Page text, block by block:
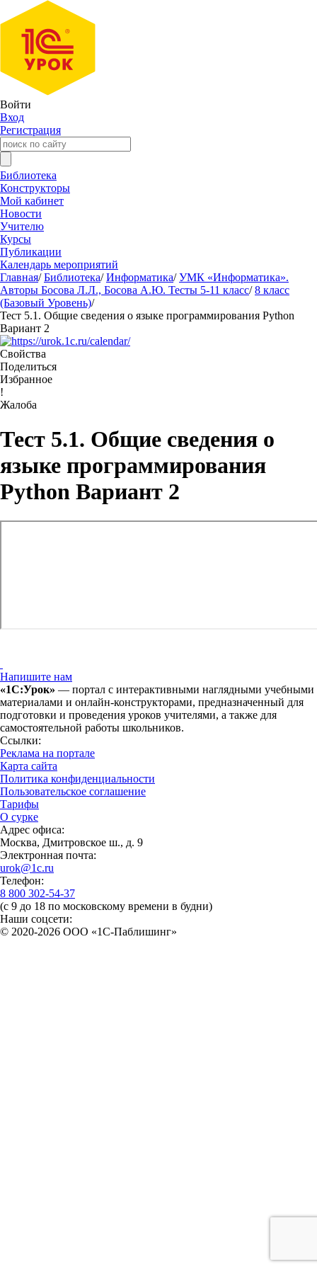
Войти
Вход
Регистрация
Библиотека
Конструкторы
Мой кабинет
Новости
Учителю
Курсы
Публикации
Календарь мероприятий
Главная/ Библиотека/ Информатика/ УМК «Информатика».
Авторы Босова Л.Л., Босова А.Ю. Тесты 5-11 класс/ 8 класс
(Базовый Уровень)/
Тест 5.1. Общие сведения о языке программирования Python
Вариант 2
Свойства
Поделиться
Избранное
!
Жалоба
Тест 5.1. Общие сведения о
языке программирования
Python Вариант 2
Напишите нам
«1С:Урок» — портал с интерактивными наглядными учебными
материалами и онлайн-конструкторами, предназначенный для
подготовки и проведения уроков учителями, а также для
самостоятельной работы школьников.
Ссылки:
Реклама на портале
Карта сайта
Политика конфиденциальности
Пользовательское соглашение
Тарифы
О сурке
Адрес офиса:
Москва, Дмитровское ш., д. 9
Электронная почта:
urok@1c.ru
Телефон:
8 800 302-54-37
(с 9 до 18 по московскому времени в будни)
Наши соцсети:
© 2020-2026 OOO «1С-Паблишинг»